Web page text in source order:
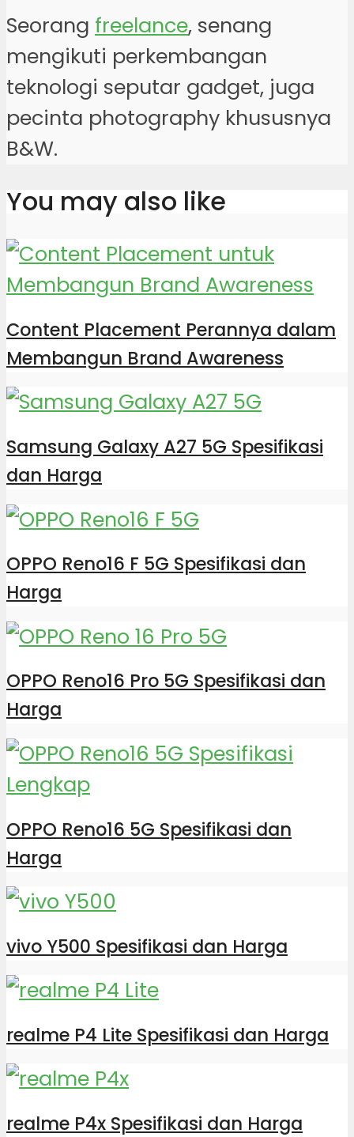
Seorang freelance, senang
mengikuti perkembangan
teknologi seputar gadget, juga
pecinta photography khususnya
B&W.
You may also like
Content Placement Perannya dalam
Membangun Brand Awareness
Samsung Galaxy A27 5G Spesifikasi
dan Harga
OPPO Reno16 F 5G Spesifikasi dan
Harga
OPPO Reno16 Pro 5G Spesifikasi dan
Harga
OPPO Reno16 5G Spesifikasi dan
Harga
vivo Y500 Spesifikasi dan Harga
realme P4 Lite Spesifikasi dan Harga
realme P4x Spesifikasi dan Harga